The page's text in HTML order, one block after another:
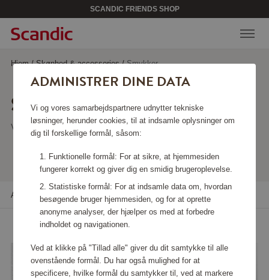
SCANDIC FRIENDS SHOP
Hjem/Skønhed & accessories/Smykker
SMYKKER
Viser 103 produkter
Alle filtre Sortere
ADMINISTRER DINE DATA
Vi og vores samarbejdspartnere udnytter tekniske
løsninger, herunder cookies, til at indsamle oplysninger om
dig til forskellige formål, såsom:
Funktionelle formål: For at sikre, at hjemmesiden
fungerer korrekt og giver dig en smidig brugeroplevelse.
Statistiske formål: For at indsamle data om, hvordan
besøgende bruger hjemmesiden, og for at oprette
anonyme analyser, der hjælper os med at forbedre
indholdet og navigationen.
Ved at klikke på "Tillad alle" giver du dit samtykke til alle
ovenstående formål. Du har også mulighed for at
specificere, hvilke formål du samtykker til, ved at markere